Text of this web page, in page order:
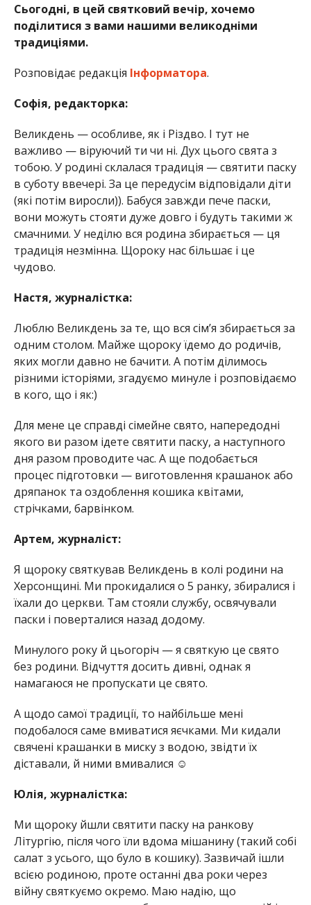
Сьогодні, в цей святковий вечір, хочемо
поділитися з вами нашими великодніми
традиціями.
Розповідає редакція Інформатора.
Софія, редакторка:
Великдень — особливе, як і Різдво. І тут не
важливо — віруючий ти чи ні. Дух цього свята з
тобою. У родині склалася традиція — святити паску
в суботу ввечері. За це передусім відповідали діти
(які потім виросли)). Бабуся завжди пече паски,
вони можуть стояти дуже довго і будуть такими ж
смачними. У неділю вся родина збирається — ця
традиція незмінна. Щороку нас більшає і це
чудово.
Настя, журналістка:
Люблю Великдень за те, що вся сім’я збирається за
одним столом. Майже щороку їдемо до родичів,
яких могли давно не бачити. А потім ділимось
різними історіями, згадуємо минуле і розповідаємо
в кого, що і як:)
Для мене це справді сімейне свято, напередодні
якого ви разом ідете святити паску, а наступного
дня разом проводите час. А ще подобається
процес підготовки — виготовлення крашанок або
дряпанок та оздоблення кошика квітами,
стрічками, барвінком.
Артем, журналіст:
Я щороку святкував Великдень в колі родини на
Херсонщині. Ми прокидалися о 5 ранку, збиралися і
їхали до церкви. Там стояли службу, освячували
паски і поверталися назад додому.
Минулого року й цьогоріч — я святкую це свято
без родини. Відчуття досить дивні, однак я
намагаюся не пропускати це свято.
А щодо самої традиції, то найбільше мені
подобалося саме вмиватися яєчками. Ми кидали
свячені крашанки в миску з водою, звідти їх
діставали, й ними вмивалися ☺️
Юлія, журналістка:
Ми щороку йшли святити паску на ранкову
Літургію, після чого їли вдома мішанину (такий собі
салат з усього, що було в кошику). Зазвичай ішли
всією родиною, проте останні два роки через
війну святкуємо окремо. Маю надію, що